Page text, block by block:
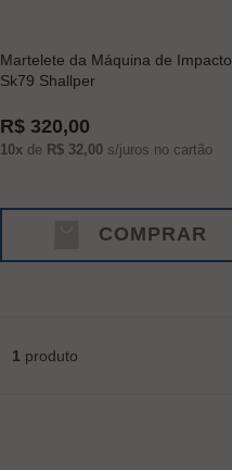
Martelete da Máquina de Impacto
Sk79 Shallper
R$ 320,00
10xde R$ 32,00s/juros no cartão
COMPRAR
1 produto